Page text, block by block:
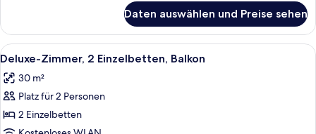
Suite,
Doppelbett
Daten auswählen und Preise sehen
Alle
Fotos
für
Deluxe-
Zimmer,
Ein Doppelbett mit grauem Kopfteil,
7
Deluxe-Zimmer, 2 Einzelbetten, Balkon
30 m²
Platz für 2 Personen
2 Einzelbetten